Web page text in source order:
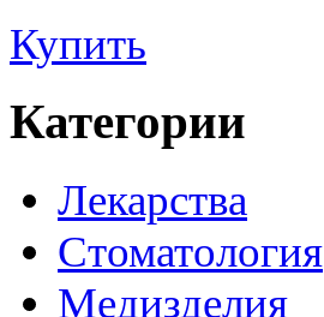
Купить
Категории
Лекарства
Стоматология
Медизделия